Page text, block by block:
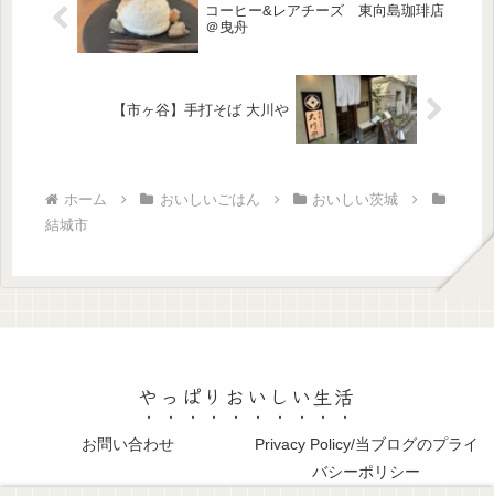
コーヒー&レアチーズ 東向島珈琲店
＠曳舟
【市ヶ谷】手打そば 大川や
ホーム おいしいごはん
おいしい茨城
結城市
やっぱりおいしい生活
お問い合わせ
Privacy Policy/当ブログのプライ
バシーポリシー